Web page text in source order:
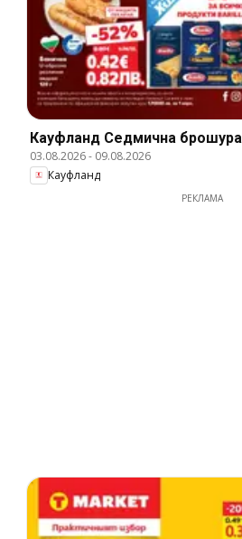
Кауфланд Cедмична брошура
03.08.2026- 09.08.2026
Кауфланд
РЕКЛАМА